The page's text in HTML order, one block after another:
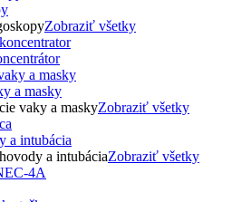
Zobraziť všetky
a masky
vaky a maskyZobraziť všetky
a intubácia
a intubáciaZobraziť všetky